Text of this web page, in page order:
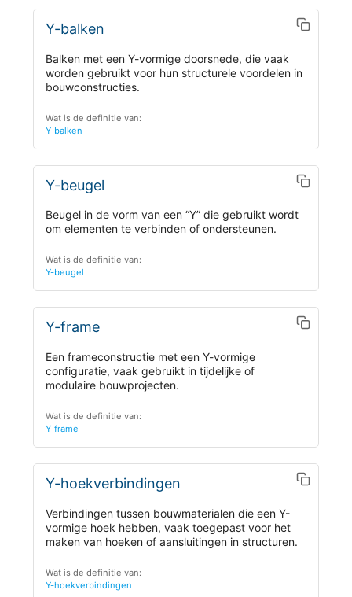
Y-balken
Balken met een Y-vormige doorsnede, die vaak
worden gebruikt voor hun structurele voordelen in
bouwconstructies.
Wat is de definitie van:
Y-balken
Y-beugel
Beugel in de vorm van een “Y” die gebruikt wordt
om elementen te verbinden of ondersteunen.
Wat is de definitie van:
Y-beugel
Y-frame
Een frameconstructie met een Y-vormige
configuratie, vaak gebruikt in tijdelijke of
modulaire bouwprojecten.
Wat is de definitie van:
Y-frame
Y-hoekverbindingen
Verbindingen tussen bouwmaterialen die een Y-
vormige hoek hebben, vaak toegepast voor het
maken van hoeken of aansluitingen in structuren.
Wat is de definitie van:
Y-hoekverbindingen